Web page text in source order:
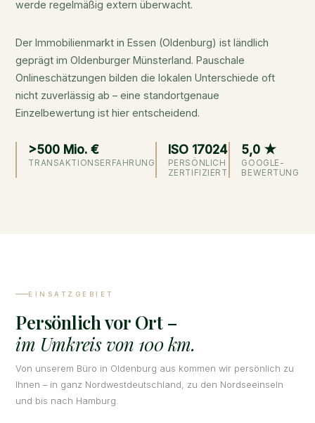
werde regelmäßig extern überwacht.
Der Immobilienmarkt in Essen (Oldenburg) ist ländlich
geprägt im Oldenburger Münsterland. Pauschale
Onlineschätzungen bilden die lokalen Unterschiede oft
nicht zuverlässig ab – eine standortgenaue
Einzelbewertung ist hier entscheidend.
>500 Mio. €
TRANSAKTIONSERFAHRUNG
ISO 17024
PERSÖNLICH
ZERTIFIZIERT
5,0 ★
GOOGLE-
BEWERTUNG
EINSATZGEBIET
Persönlich vor Ort –
im Umkreis von 100 km.
Von unserem Büro in Oldenburg aus kommen wir persönlich zu
Ihnen – in ganz Nordwestdeutschland, zu den Nordseeinseln
und bis nach Hamburg.